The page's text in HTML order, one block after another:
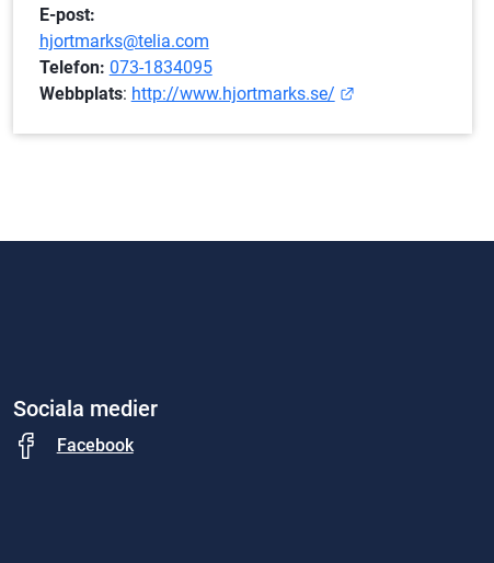
E-post:
hjortmarks@telia.com
Telefon: 073-1834095
Webbplats: http://www.hjortmarks.se/ Länk till annan
Sociala medier
Facebook